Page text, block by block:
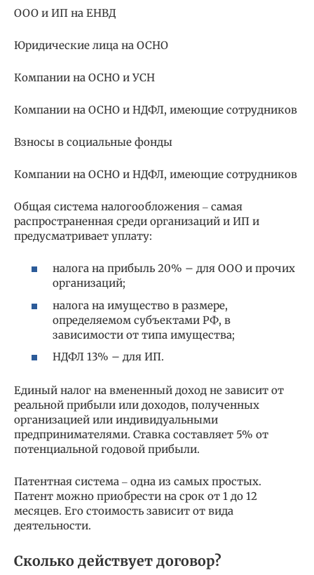
ООО и ИП на ЕНВД
Юридические лица на ОСНО
Компании на ОСНО и УСН
Компании на ОСНО и НДФЛ, имеющие сотрудников
Взносы в социальные фонды
Компании на ОСНО и НДФЛ, имеющие сотрудников
Общая система налогообложения ‒ самая
распространенная среди организаций и ИП и
предусматривает уплату:
налога на прибыль 20% – для ООО и прочих
организаций;
налога на имущество в размере,
определяемом субъектами РФ, в
зависимости от типа имущества;
НДФЛ 13% – для ИП.
Единый налог на вмененный доход не зависит от
реальной прибыли или доходов, полученных
организацией или индивидуальными
предпринимателями. Ставка составляет 5% от
потенциальной годовой прибыли.
Патентная система ‒ одна из самых простых.
Патент можно приобрести на срок от 1 до 12
месяцев. Его стоимость зависит от вида
деятельности.
Сколько действует договор?